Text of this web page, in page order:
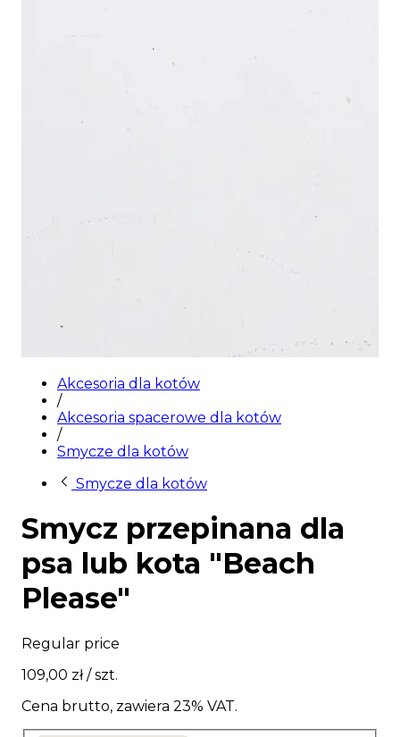
Akcesoria dla kotów
/
Akcesoria spacerowe dla kotów
/
Smycze dla kotów
Smycze dla kotów
Smycz przepinana dla
psa lub kota "Beach
Please"
Regular price
109,00 zł/ szt.
Cena brutto, zawiera 23% VAT.